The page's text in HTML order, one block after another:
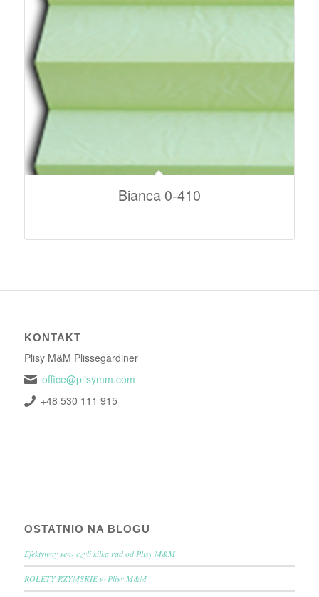
Bianca 0-410
KONTAKT
Plisy M&M Plissegardiner
office@plisymm.com
+48 530 111 915
OSTATNIO NA BLOGU
Efektywny sen- czyli kilka rad od Plisy M&M
ROLETY RZYMSKIE w Plisy M&M